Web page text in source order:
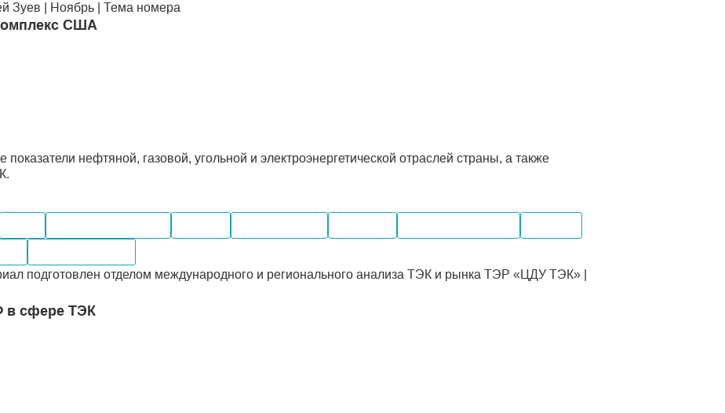
| Ноябрь | Тема номера
США
нефтяной, газовой, угольной и электроэнергетической отраслей страны, а также
подготовлен отделом международного и регионального анализа ТЭК и рынка ТЭР «ЦДУ ТЭК» |
в сфере ТЭК